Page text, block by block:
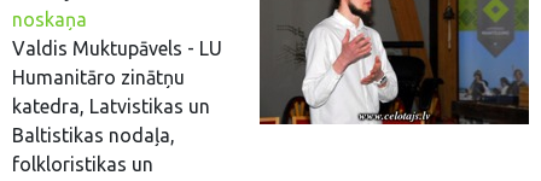
noskaņa
Valdis Muktupāvels - LU
Humanitāro zinātņu
katedra, Latvistikas un
Baltistikas nodaļa,
folkloristikas un